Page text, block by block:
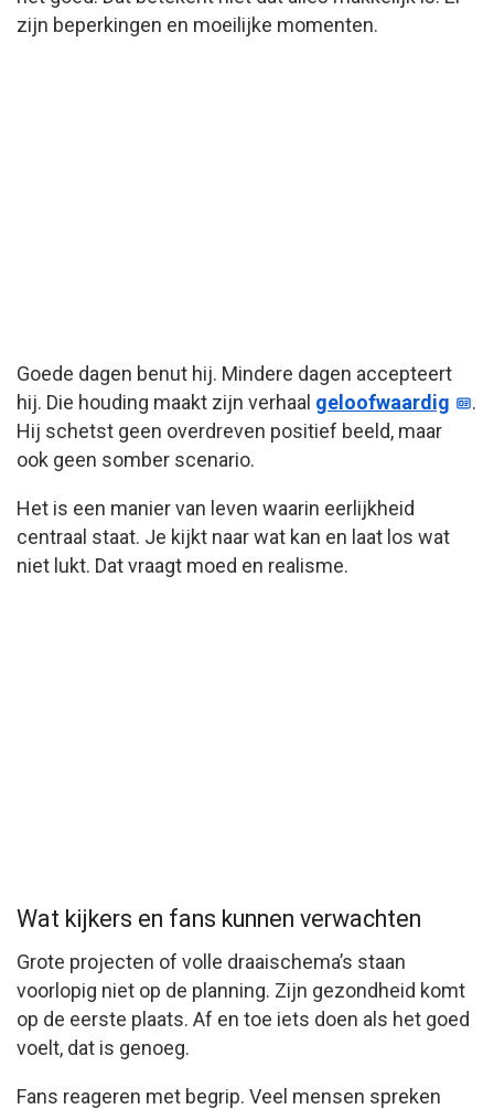
zijn beperkingen en moeilijke momenten.
Goede dagen benut hij. Mindere dagen accepteert
hij. Die houding maakt zijn verhaal geloofwaardig
.
Hij schetst geen overdreven positief beeld, maar
ook geen somber scenario.
Het is een manier van leven waarin eerlijkheid
centraal staat. Je kijkt naar wat kan en laat los wat
niet lukt. Dat vraagt moed en realisme.
Wat kijkers en fans kunnen verwachten
Grote projecten of volle draaischema’s staan
voorlopig niet op de planning. Zijn gezondheid komt
op de eerste plaats. Af en toe iets doen als het goed
voelt, dat is genoeg.
Fans reageren met begrip. Veel mensen spreken